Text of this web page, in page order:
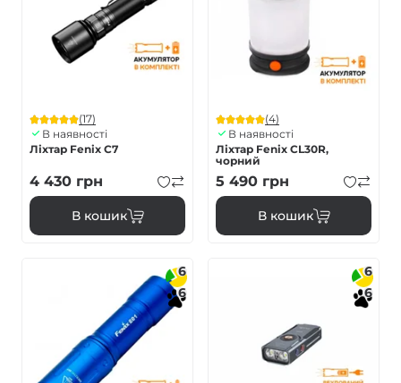
(17)
В наявності
Ліхтар Fenix C7
4 430 грн
В кошик
(4)
В наявності
Ліхтар Fenix CL30R,
чорний
5 490 грн
В кошик
6
6
6
6